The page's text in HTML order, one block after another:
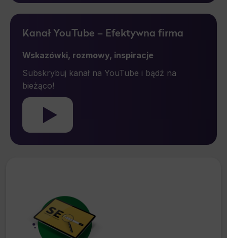
Kanał YouTube – Efektywna firma
Wskazówki, rozmowy, inspiracje
Subskrybuj kanał na YouTube i bądź na
bieżąco!